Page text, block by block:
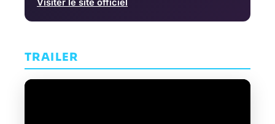
Visiter le site officiel
TRAILER